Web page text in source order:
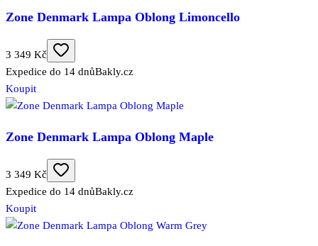
Zone Denmark Lampa Oblong Limoncello
3 349 Kč
Expedice do 14 dnůBakly.cz
Koupit
Zone Denmark Lampa Oblong Maple
3 349 Kč
Expedice do 14 dnůBakly.cz
Koupit